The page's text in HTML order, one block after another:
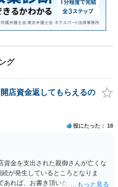
グ
店資金返してもらえるの
役にたった 18
資金を支出された親御さんが亡くな
が発生しているところとなりま
あれば、お書き頂いたような方法で